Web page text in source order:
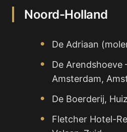
Noord-Holland
De Adriaan
De Arendshoeve
Amsterdam,
De Boerderij,
Fletcher Hotel-